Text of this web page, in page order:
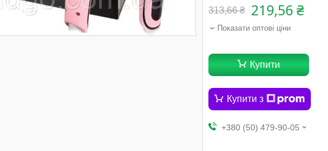
313,66 ₴ 219,56 ₴
Показати оптові ціни
Купити
Купити з
+380 (50) 479-90-05